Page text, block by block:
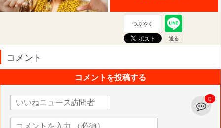
つぶやく
コメント
0
コメントを投稿する